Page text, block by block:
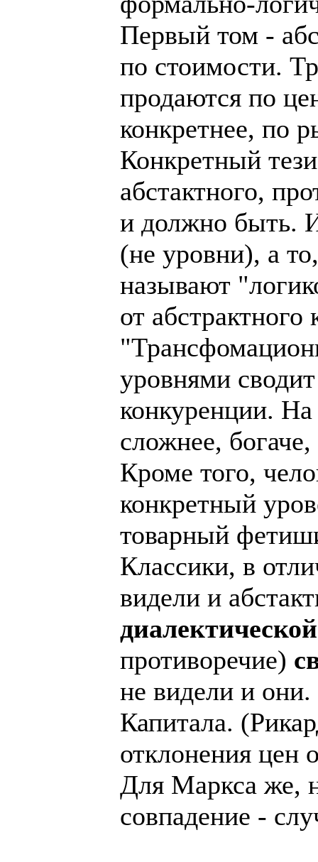
Первый том -
по стоимости.
продаются по
конкретнее, по
Конкретный
абстактного,
и должно быть.
(не уровни), а
называют
от
уровнями
конкуренции.
сложнее,
Кроме того,
конкретный
товарный
Классики, в
видели и
диалектической
противоречие)
не видели и
Капитала.
отклонения цен
Для Маркса же,
совпадение -